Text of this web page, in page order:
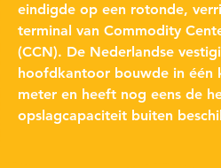
eindigde op een rotonde,
terminal van Commodity
(CCN). De Nederlandse
hoofdkantoor bouwde in één
meter en heeft nog eens de
opslagcapaciteit buiten